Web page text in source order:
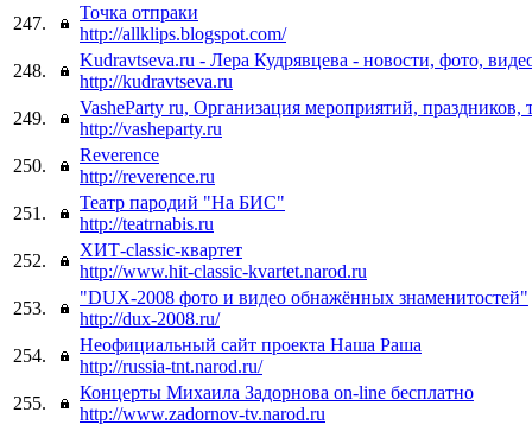
247.
Точка отпраки
http://allklips.blogspot.com/
248.
Kudravtseva.ru - Лера Кудрявцева - новости, фото,
http://kudravtseva.ru
249.
VasheParty ru, Организация мероприятий, праздников,
http://vasheparty.ru
250.
Reverence
http://reverence.ru
251.
Театр пародий "На БИС"
http://teatrnabis.ru
252.
ХИТ-classic-квартет
http://www.hit-classic-kvartet.narod.ru
253.
"DUX-2008 фото и видео обнажённых знаменитостей"
http://dux-2008.ru/
254.
Неофициальный сайт проекта Наша Раша
http://russia-tnt.narod.ru/
255.
Концерты Михаила Задорнова on-line бесплатно
http://www.zadornov-tv.narod.ru